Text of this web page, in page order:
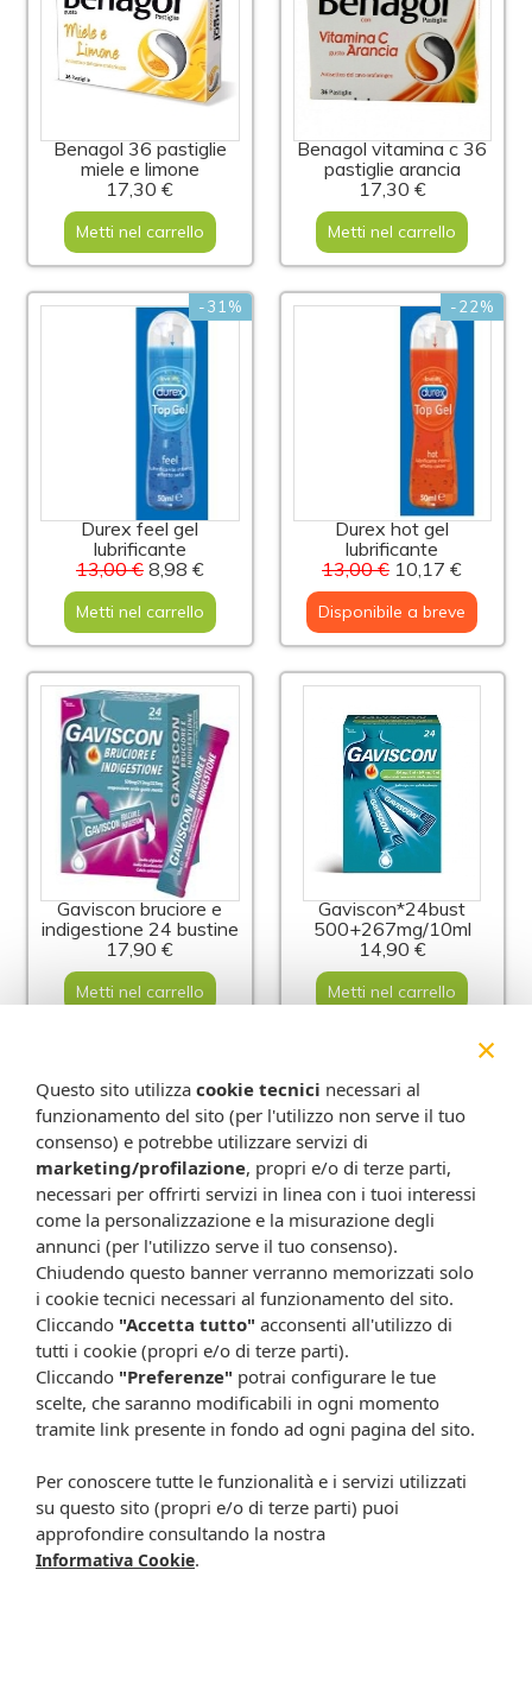
Benagol 36 pastiglie
miele e limone
17,30 €
Metti nel carrello
Benagol vitamina c 36
pastiglie arancia
17,30 €
Metti nel carrello
-31%
Durex feel gel
lubrificante
13,00 €8,98 €
Metti nel carrello
-22%
Durex hot gel
lubrificante
13,00 € 10,17 €
Disponibile a breve
Gaviscon bruciore e
indigestione 24 bustine
17,90 €
Metti nel carrello
Gaviscon*24bust
500+267mg/10ml
14,90 €
Metti nel carrello
Gaviscon*24cpr
ment250+133,5mg
11,70 €
Metti nel carrello
Gaviscon*24cpr menta
500+267mg
14,00 €
Metti nel carrello
×
Questo sito utilizza cookie tecnici necessari al
funzionamento del sito (per l'utilizzo non serve il tuo
consenso) e potrebbe utilizzare servizi di
marketing/profilazione, propri e/o di terze parti,
necessari per offrirti servizi in linea con i tuoi interessi
come la personalizzazione e la misurazione degli
annunci (per l'utilizzo serve il tuo consenso).
Chiudendo questo banner verranno memorizzati solo
i cookie tecnici necessari al funzionamento del sito.
Cliccando "Accetta tutto" acconsenti all'utilizzo di
tutti i cookie (propri e/o di terze parti).
Cliccando "Preferenze" potrai configurare le tue
scelte, che saranno modificabili in ogni momento
tramite link presente in fondo ad ogni pagina del sito.
Per conoscere tutte le funzionalità e i servizi utilizzati
su questo sito (propri e/o di terze parti) puoi
approfondire consultando la nostra
Informativa Cookie.